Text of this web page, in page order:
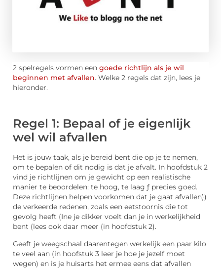
2 spelregels vormen een goede richtlijn als je wil
beginnen met afvallen. Welke 2 regels dat zijn, lees je
hieronder.
Regel 1: Bepaal of je eigenlijk
wel wil afvallen
Het is jouw taak, als je bereid bent die op je te nemen,
om te bepalen of dit nodig is dat je afvalt. In hoofdstuk 2
vind je richtlijnen om je gewicht op een realistische
manier te beoordelen: te hoog, te laag ƒ precies goed.
Deze richtlijnen helpen voorkomen dat je gaat afvallen))
de verkeerde redenen, zoals een eetstoornis die tot
gevolg heeft (Ine je dikker voelt dan je in werkelijkheid
bent (lees ook daar meer (in hoofdstuk 2).
Geeft je weegschaal daarentegen werkelijk een paar kilo
te veel aan (in hoofstuk 3 leer je hoe je jezelf moet
wegen) en is je huisarts het ermee eens dat afvallen